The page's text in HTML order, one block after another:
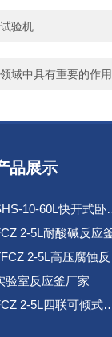
验机
域中具有重要的作
品展示
SHS-10-60L
2-5L耐酸碱反应
验室反应釜厂家
FCZ 2-5L四联